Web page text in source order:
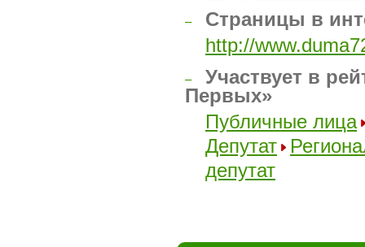
–
Страницы в
http://
–
Участвует в
Первых»
Публичные лица
Депутат
депутат